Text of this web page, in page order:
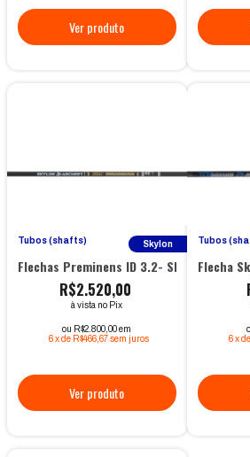
Tubos (shafts) Skylon
Flechas Preminens ID 3.2- Skylon
R$2.520,00
à vista no Pix
ou R$2.800,00 em
6 xde R$466,67 sem juros
Tubos
Flecha
6 xde